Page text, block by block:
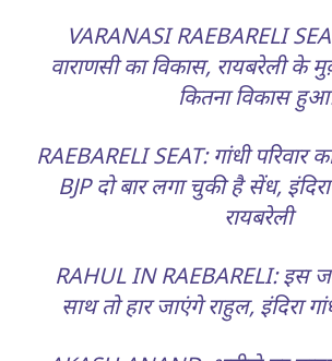
VARANASI RAEBARELI
वाराणसी का विकास, रायबरेली के
कितना विकास
RAEBARELI SEAT: गांधी परिवार
BJP दो बार लगा चुकी है सेंध,
रायबरेली
RAHUL IN RAEBARELI: इस
साथ तो हार जाएंगे राहुल, इंदिरा